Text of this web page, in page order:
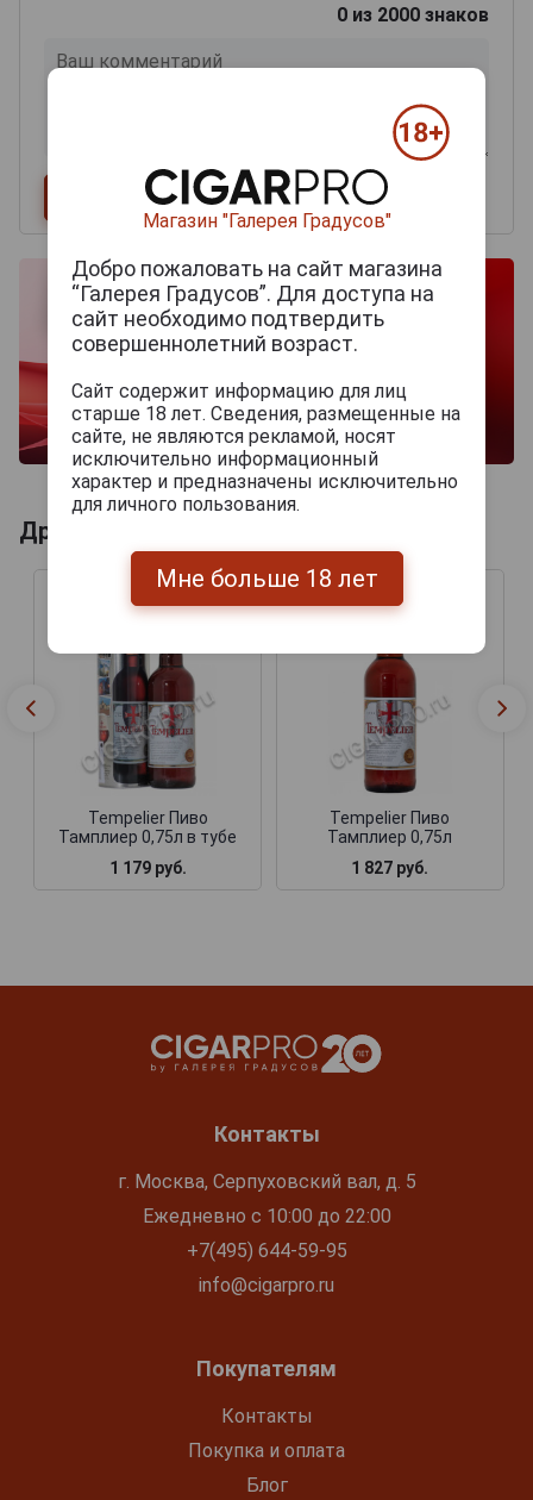
0 из 2000 знаков
Другие продукты бренда TEMPELIER
Tempelier Пиво
Тамплиер 0,75л в тубе
1 179 руб.
Tempelier Пиво
Тамплиер 0,75л
1 827 руб.
Контакты
г. Москва, Серпуховский вал, д. 5
Ежедневно с 10:00 до 22:00
+7(495) 644-59-95
info@cigarpro.ru
Покупателям
Контакты
Покупка и оплата
Блог
Магазин "Галерея Градусов"
Добро пожаловать на сайт магазина
“Галерея Градусов”. Для доступа на
сайт необходимо подтвердить
совершеннолетний возраст.
Сайт содержит информацию для лиц
старше 18 лет. Сведения, размещенные на
сайте, не являются рекламой, носят
исключительно информационный
характер и предназначены исключительно
для личного пользования.
Мне больше 18 лет